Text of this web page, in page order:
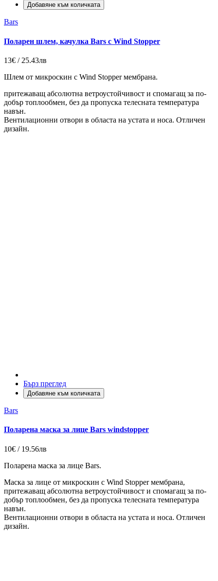
Добавяне към количката
Bars
Поларен шлем, качулка Bars с Wind Stopper
13€ / 25.43лв
Шлем от микроскин с Wind Stopper мембрана.
притежаващ абсолютна ветроустойчивост и спомагащ за по-
добър топлообмен, без да пропуска телесната температура
навън.
Вентилационни отвори в областа на устата и носа. Отличен
дизайн.
Бърз преглед
Добавяне към количката
Bars
Поларена маска за лице Bars windstopper
10€ / 19.56лв
Поларена маска за лице Bars.
Маска за лице от микроскин с Wind Stopper мембрана,
притежаващ абсолютна ветроустойчивост и спомагащ за по-
добър топлообмен, без да пропуска телесната температура
навън.
Вентилационни отвори в областа на устата и носа. Отличен
дизайн.